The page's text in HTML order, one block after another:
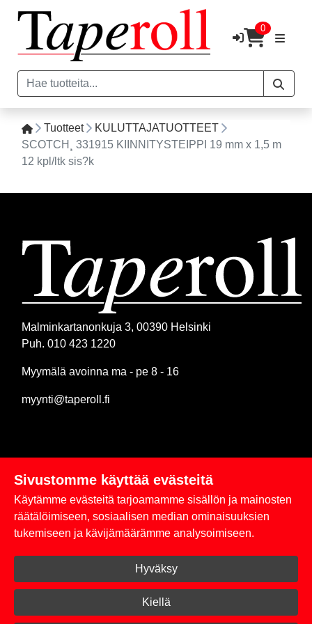
0
Tuotteet
KULUTTAJATUOTTEET
SCOTCH¸ 331915 KIINNITYSTEIPPI 19 mm x 1,5 m
12 kpl/ltk sis?k
Malminkartanonkuja 3, 00390 Helsinki
Puh. 010 423 1220
Myymälä avoinna ma - pe 8 - 16
myynti@taperoll.fi
Linkit
Rekisteriseloste
Toimitus- ja maksuehdot
Kirjaudu sisään
Sivustomme käyttää evästeitä
Käytämme evästeitä tarjoamamme sisällön ja mainosten
räätälöimiseen, sosiaalisen median ominaisuuksien
tukemiseen ja kävijämäärämme analysoimiseen.
Hyväksy
Kiellä